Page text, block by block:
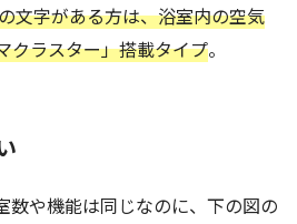
文字がある方は、浴室内の空気
クラスター」搭載タイプ。
数や機能は同じなのに、下の図の